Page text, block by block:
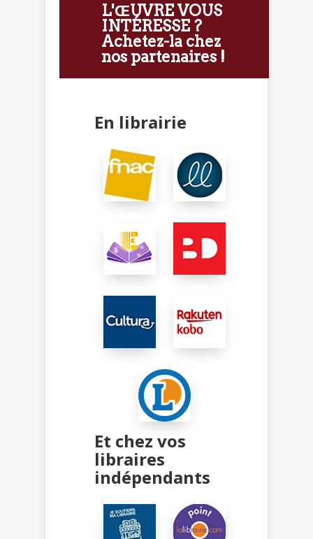
L'ŒUVRE VOUS
INTÉRESSE ?
Achetez-la chez
nos partenaires !
En librairie
Et chez vos
libraires
indépendants